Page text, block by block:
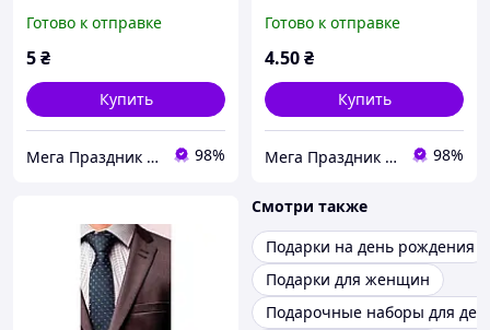
Готово к отправке
5₴
Купить
Мега Праздник – магазин аксессуаров для праздника и все для оформления воздушными шарами ОПТ. 98%
Готово к отправке
4.50₴
Купить
Мега Праздник – магазин аксессуаров для праздника и все для оформления воздушными шарами ОПТ. 98%
Смотри также
Подарки на день рождения
Подарки для женщин
Подарочные наборы для